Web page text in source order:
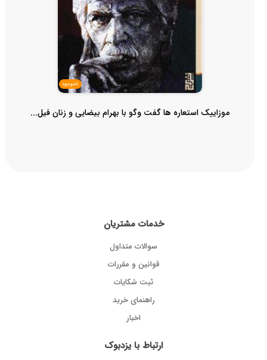
ناموجود
موزاییک استعاره ها گفت وگو با بهرام بیضایی و زنان فیل...
خدمات مشتریان
سوالات متداول
قوانین و مقررات
ثبت شکایات
راهنمای خرید
اخبار
ارتباط با یزدبوک